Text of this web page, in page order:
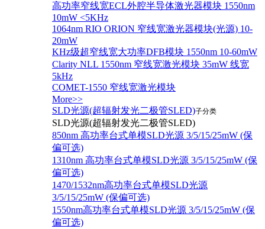
高功率窄线宽ECL外腔半导体激光器模块 1550nm
10mW <5KHz
1064nm RIO ORION 窄线宽激光器模块(光源) 10-
20mW
KHz级超窄线宽大功率DFB模块 1550nm 10-60mW
Clarity NLL 1550nm 窄线宽激光模块 35mW 线宽
5kHz
COMET-1550 窄线宽激光模块
More>>
SLD光源(超辐射发光二极管SLED)子分类
SLD光源(超辐射发光二极管SLED)
850nm 高功率台式单模SLD光源 3/5/15/25mW (保
偏可选)
1310nm 高功率台式单模SLD光源 3/5/15/25mW (保
偏可选)
1470/1532nm高功率台式单模SLD光源
3/5/15/25mW (保偏可选)
1550nm高功率台式单模SLD光源 3/5/15/25mW (保
偏可选)